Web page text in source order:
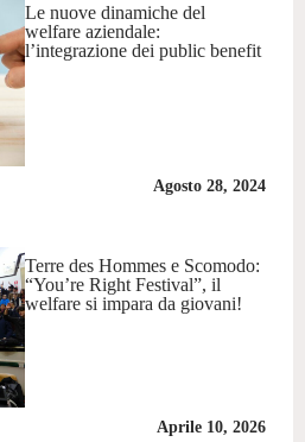
Le nuove dinamiche del
welfare aziendale:
l’integrazione dei public benefit
Agosto 28, 2024
Terre des Hommes e Scomodo:
“You’re Right Festival”, il
welfare si impara da giovani!
Aprile 10, 2026